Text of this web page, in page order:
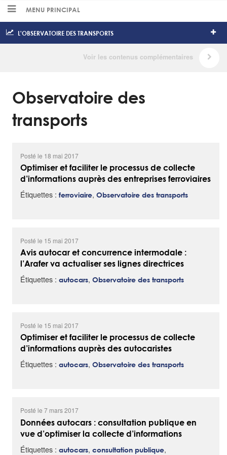
MENU PRINCIPAL
L'OBSERVATOIRE DES TRANSPORTS
Observatoire des
transports
Posté le 18 mai 2017
Optimiser et faciliter le processus de collecte
d’informations auprès des entreprises ferroviaires
Étiquettes : ferroviaire, Observatoire des transports
Posté le 15 mai 2017
Avis autocar et concurrence intermodale :
l’Arafer va actualiser ses lignes directrices
Étiquettes : autocars, Observatoire des transports
Posté le 15 mai 2017
Optimiser et faciliter le processus de collecte
d’informations auprès des autocaristes
Étiquettes : autocars, Observatoire des transports
Posté le 7 mars 2017
Données autocars : consultation publique en
vue d’optimiser la collecte d’informations
Étiquettes : autocars, consultation publique,